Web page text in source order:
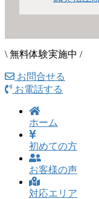
\ 無料体験実施中 /
お問合せる
お電話する
ホーム
初めての方
お客様の声
対応エリア